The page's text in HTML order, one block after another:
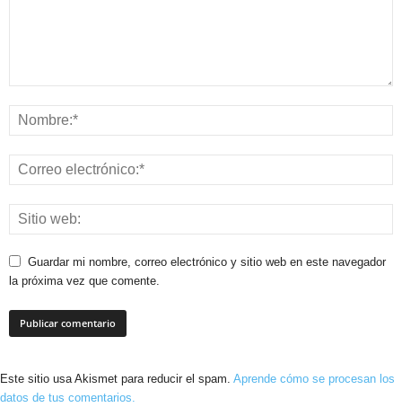
Guardar mi nombre, correo electrónico y sitio web en este navegador
la próxima vez que comente.
Este sitio usa Akismet para reducir el spam. Aprende cómo se procesan los
datos de tus comentarios.